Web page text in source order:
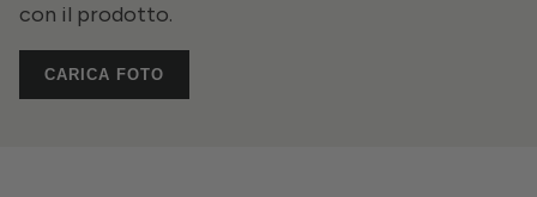
con il prodotto.
CARICA FOTO